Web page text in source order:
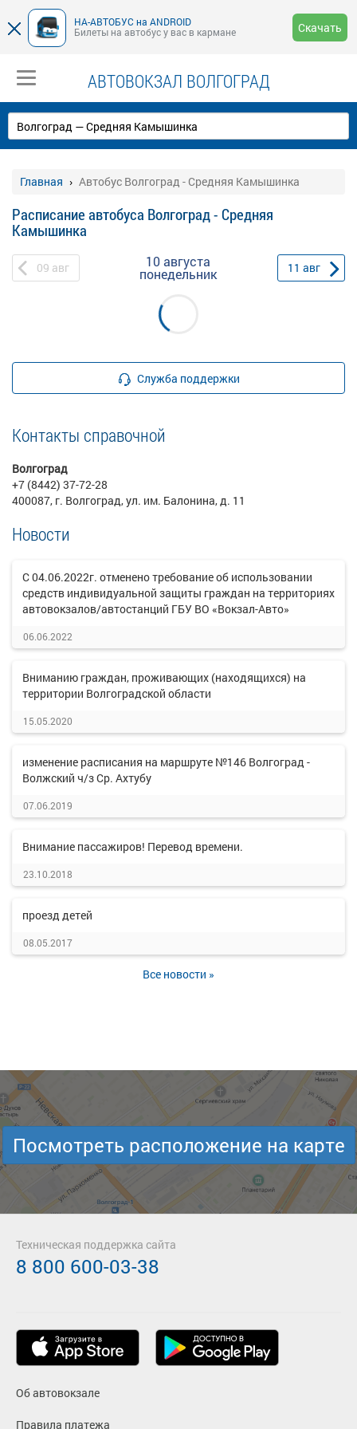
НА-АВТОБУС на ANDROID
Билеты на автобус у вас в кармане
Скачать
АВТОВОКЗАЛ ВОЛГОГРАД
Главная Автобус Волгоград - Средняя Камышинка
Расписание автобуса Волгоград - Средняя
Камышинка
09 авг 10 августа
понедельник 11 авг
Служба поддержки
Контакты справочной
Волгоград
+7 (8442) 37-72-28
400087, г. Волгоград, ул. им. Балонина, д. 11
Новости
С 04.06.2022г. отменено требование об использовании
средств индивидуальной защиты граждан на территориях
автовокзалов/автостанций ГБУ ВО «Вокзал-Авто»
06.06.2022
Вниманию граждан, проживающих (находящихся) на
территории Волгоградской области
15.05.2020
изменение расписания на маршруте №146 Волгоград -
Волжский ч/з Ср. Ахтубу
07.06.2019
Внимание пассажиров! Перевод времени.
23.10.2018
проезд детей
08.05.2017
Все новости »
Посмотреть расположение на карте
Об автовокзале
Правила платежа
Техническая поддержка сайта
8 800 600-03-38